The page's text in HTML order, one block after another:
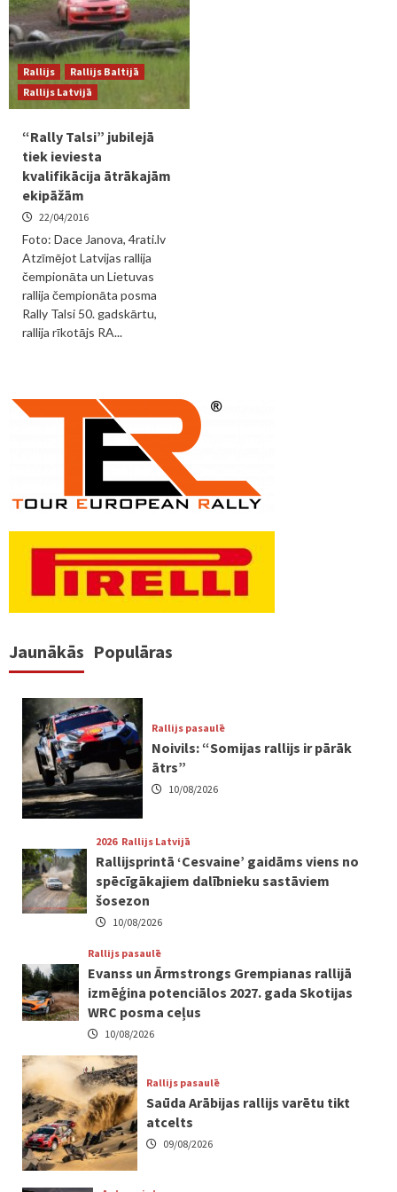
Rallijs
Rallijs Baltijā
Rallijs Latvijā
“Rally Talsi” jubilejā
tiek ieviesta
kvalifikācija ātrākajām
ekipāžām
22/04/2016
Foto: Dace Janova, 4rati.lv
Atzīmējot Latvijas rallija
čempionāta un Lietuvas
rallija čempionāta posma
Rally Talsi 50. gadskārtu,
rallija rīkotājs RA...
Jaunākās Populāras
Rallijs pasaulē
Noivils: “Somijas rallijs ir pārāk
ātrs”
10/08/2026
2026 Rallijs Latvijā
Rallijsprintā ‘Cesvaine’ gaidāms viens no
spēcīgākajiem dalībnieku sastāviem
šosezon
10/08/2026
Rallijs pasaulē
Evanss un Ārmstrongs Grempianas rallijā
izmēģina potenciālos 2027. gada Skotijas
WRC posma ceļus
10/08/2026
Rallijs pasaulē
Saūda Arābijas rallijs varētu tikt
atcelts
09/08/2026